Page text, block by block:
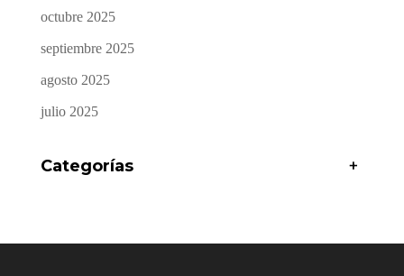
octubre 2025
septiembre 2025
agosto 2025
julio 2025
Categorías +